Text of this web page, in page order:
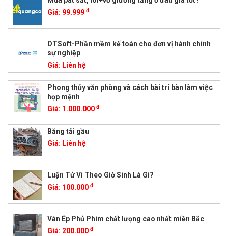
Giá: 99.999 đ
DTSoft-Phần mềm kế toán cho đơn vị hành chính
sự nghiệp
Giá: Liên hệ
Phong thủy văn phòng và cách bài trí bàn làm việc
hợp mệnh
Giá: 1.000.000 đ
Băng tải gầu
Giá: Liên hệ
Luận Tử Vi Theo Giờ Sinh Là Gì?
Giá: 100.000 đ
Ván Ép Phủ Phim chất lượng cao nhất miền Bắc
Giá: 200.000 đ